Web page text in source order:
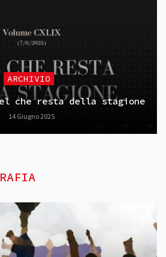
ARCHIVIO
che resta della stagione
14 Giugno 2025